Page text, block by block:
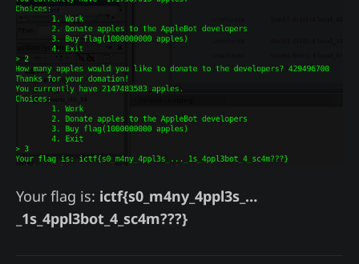
Your flag is: ictf{s0_m4ny_4ppl3s_…
_1s_4ppl3bot_4_sc4m???}